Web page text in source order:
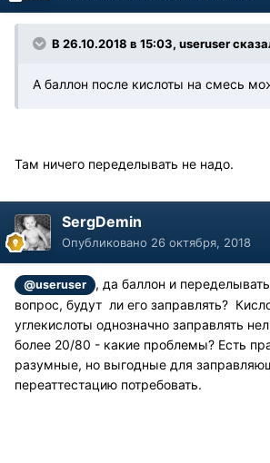
В 26.10.2018 в 15:03, useruser
А баллон после кислоты на смесь
Там ничего переделывать не надо.
SergDemin
Опубликовано 26 октября, 2018
@useruser
, да баллон и
вопрос, будут ли его заправлять?
углекислоты однозначно заправлять
более 20/80 - какие проблемы? Есть
разумные, но выгодные для
переаттестацию потребовать.